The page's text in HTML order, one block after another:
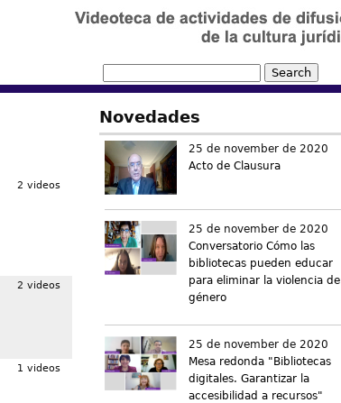
2 videos
2 videos
1 videos
Novedades
25 de november de 2020
Acto de Clausura
25 de november de 2020
Conversatorio Cómo las
bibliotecas pueden educar
para eliminar la violencia de
género
25 de november de 2020
Mesa redonda "Bibliotecas
digitales. Garantizar la
accesibilidad a recursos"